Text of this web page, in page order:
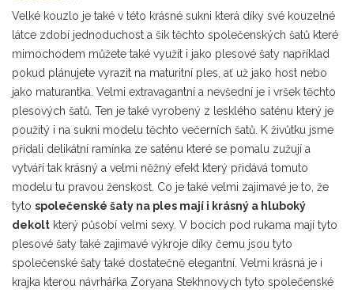
Velké kouzlo je také v této krásné sukni která díky své kouzelné
látce zdobí jednoduchost a šik těchto společenských šatů které
mimochodem můžete také využít i jako plesové šaty například
pokud plánujete vyrazit na maturitní ples, ať už jako host nebo
jako maturantka. Velmi extravagantní a nevšední je i vršek těchto
plesových šatů. Ten je také vyrobený z lesklého saténu který je
použitý i na sukni modelu těchto večerních šatů. K živůtku jsme
přidali delikátní ramínka ze saténu které se pomalu zužují a
vytváří tak krásný a velmi něžný efekt který přidává tomuto
modelu tu pravou ženskost. Co je také velmi zajimavé je to, že
tyto společenské šaty na ples mají i krásný a hluboký
dekolt který působí velmi sexy. V bocích pod rukama mají tyto
plesové šaty také zajimavé výkroje díky čemu jsou tyto
společenské šaty také dostatečně elegantní. Velmi krásná je i
krajka kterou návrhářka Zoryana Stekhnovych tyto společenské